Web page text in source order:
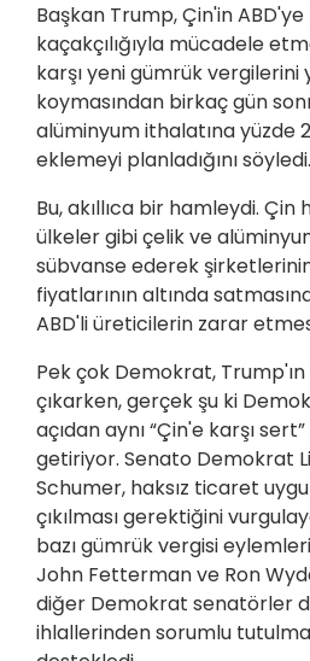
Başkan Trump, Çin'in
kaçakçılığıyla mücadele
karşı yeni gümrük vergilerini
koymasından birkaç gün
alüminyum ithalatına yüzde
eklemeyi planladığını söyledi.
Bu, akıllıca bir hamleydi.
ülkeler gibi çelik ve
sübvanse ederek
fiyatlarının altında
ABD'li üreticilerin zarar
Pek çok Demokrat, Trump'ın
çıkarken, gerçek şu ki
açıdan aynı “Çin'e karşı
getiriyor. Senato Demokrat
Schumer, haksız ticaret
çıkılması gerektiğini
bazı gümrük vergisi
John Fetterman ve Ron
diğer Demokrat senatörler
ihlallerinden sorumlu